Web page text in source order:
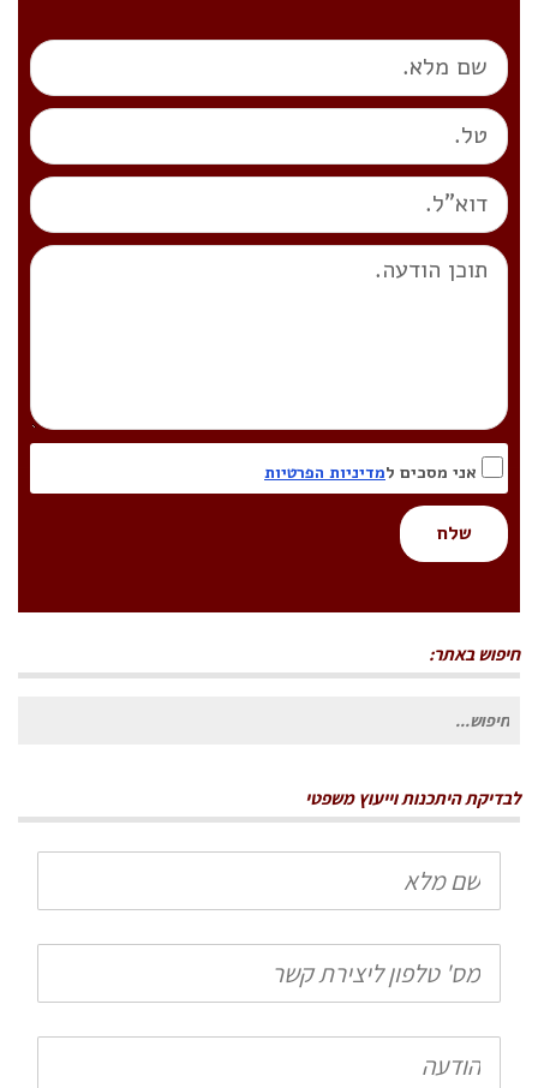
אני מסכים למדיניות הפרטיות
שלח
חיפוש באתר:
חיפוש
לבדיקת היתכנות וייעוץ משפטי
שם
מלא
טלפון
הודעה